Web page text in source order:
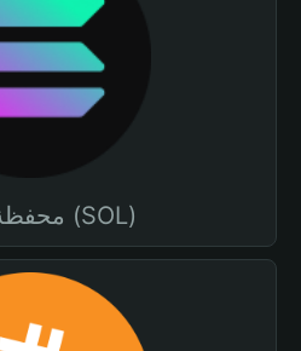
محفظة سولانا (SOL)